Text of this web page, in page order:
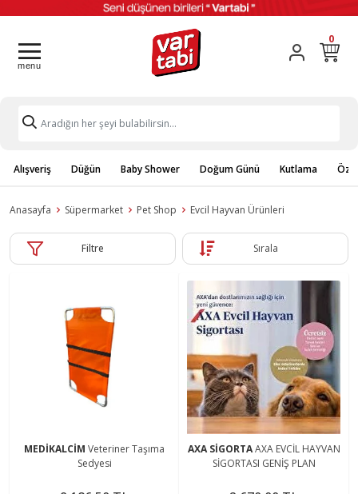
0
Alışveriş Düğün Baby Shower Doğum Günü Kutlama
Anasayfa Süpermarket Pet Shop Evcil Hayvan Ürünleri
Filtre Sırala
MEDİKALCİM Veteriner Taşıma
Sedyesi
AXA SİGORTAAXA EVCİL HAYVAN
SİGORTASI GENİŞ PLAN